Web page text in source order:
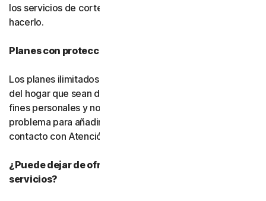
los servicios de cortesía, pero no estamos obligados a
hacerlo.
Planes con protección ilimitada de dispositivos
Los planes ilimitados cubren únicamente los dispositivos
del hogar que sean de su propiedad y se utilicen para
fines personales y no comerciales. Si tiene algún
problema para añadir un dispositivo, póngase en
contacto con Atención al cliente.
¿Puede dejar de ofrecerse el software o los
servicios?